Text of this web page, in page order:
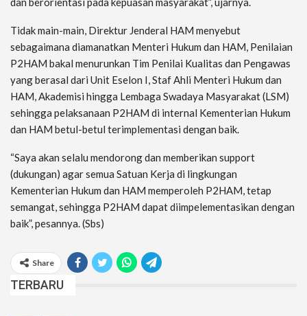
Tidak main-main, Direktur Jenderal HAM menyebut
sebagaimana diamanatkan Menteri Hukum dan HAM, Penilaian
P2HAM bakal menurunkan Tim Penilai Kualitas dan Pengawas
yang berasal dari Unit Eselon I, Staf Ahli Menteri Hukum dan
HAM, Akademisi hingga Lembaga Swadaya Masyarakat (LSM)
sehingga pelaksanaan P2HAM di internal Kementerian Hukum
dan HAM betul-betul terimplementasi dengan baik.
“Saya akan selalu mendorong dan memberikan support
(dukungan) agar semua Satuan Kerja di lingkungan
Kementerian Hukum dan HAM memperoleh P2HAM, tetap
semangat, sehingga P2HAM dapat diimpelementasikan dengan
baik”, pesannya. (Sbs)
Share
TERBARU